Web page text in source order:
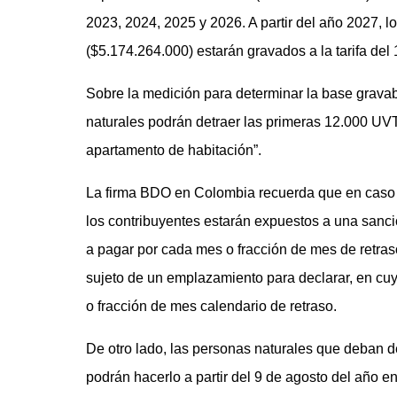
2023, 2024, 2025 y 2026. A partir del año 2027,
($5.174.264.000) estarán gravados a la tarifa del
Sobre la medición para determinar la base
naturales podrán detraer las primeras 12.000
apartamento de habitación”.
La firma BDO en Colombia recuerda que en
los contribuyentes estarán expuestos a una
a pagar por cada mes o fracción de mes de
sujeto de un emplazamiento para declarar, en
o fracción de mes calendario de retraso.
De otro lado, las personas naturales que deban
podrán hacerlo a partir del 9 de agosto del año